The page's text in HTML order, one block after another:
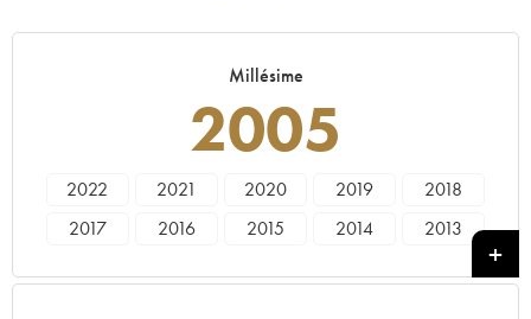
Millésime
2005
2022 2021 2020 2019
2018
2017
2016 2015 2014
2013